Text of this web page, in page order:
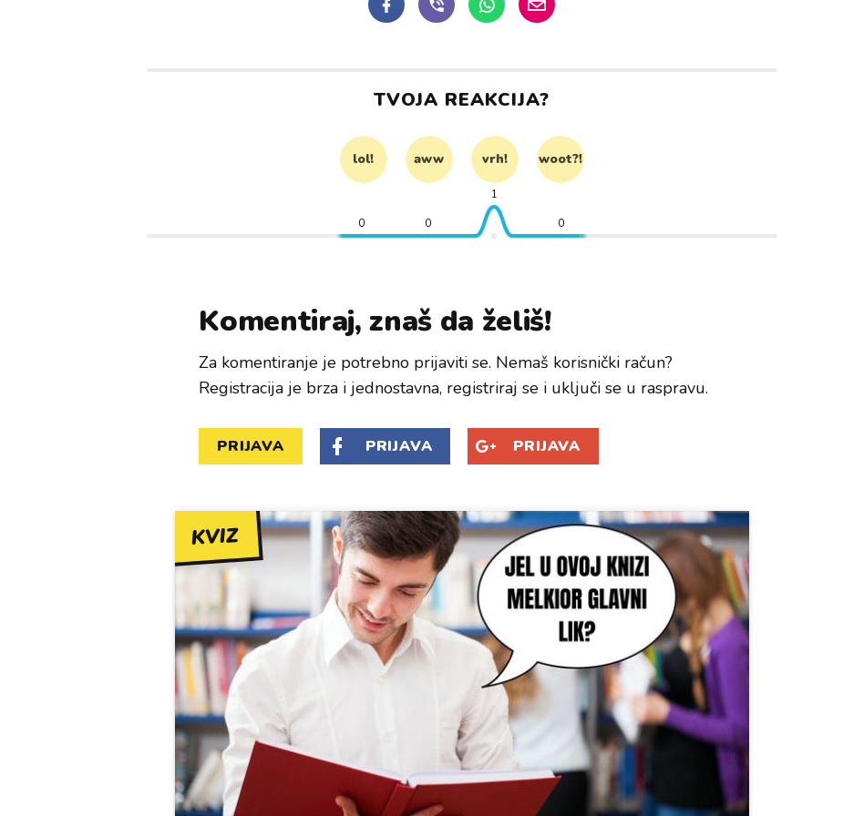
TVOJA REAKCIJA?
lol! aww vrh! woot?!
0 0
1
0
Komentiraj, znaš da želiš!
Za komentiranje je potrebno prijaviti se. Nemaš korisnički račun?
Registracija je brza i jednostavna, registriraj se i uključi se u raspravu.
PRIJAVA PRIJAVA PRIJAVA
KVIZ